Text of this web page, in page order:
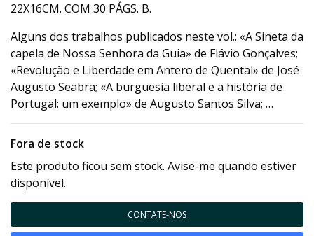
22X16CM. COM 30 PÁGS. B.
Alguns dos trabalhos publicados neste vol.: «A Sineta da
capela de Nossa Senhora da Guia» de Flávio Gonçalves;
«Revolução e Liberdade em Antero de Quental» de José
Augusto Seabra; «A burguesia liberal e a história de
Portugal: um exemplo» de Augusto Santos Silva; …
Fora de stock
Este produto ficou sem stock. Avise-me quando estiver
disponível.
CONTATE-NOS